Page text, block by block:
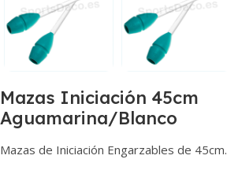
Mazas Iniciación 45cm
Aguamarina/Blanco
Mazas de Iniciación Engarzables de 45cm.